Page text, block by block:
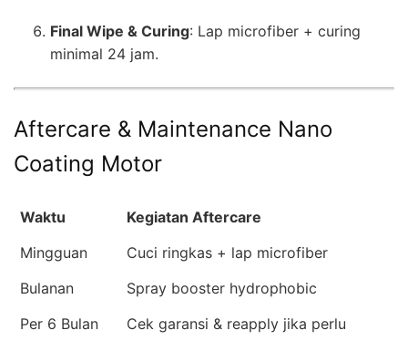
Final Wipe & Curing: Lap microfiber + curing
minimal 24 jam.
Aftercare & Maintenance Nano
Coating Motor
Waktu
Kegiatan Aftercare
Mingguan
Cuci ringkas + lap microfiber
Bulanan
Spray booster hydrophobic
Per 6 Bulan
Cek garansi & reapply jika perlu